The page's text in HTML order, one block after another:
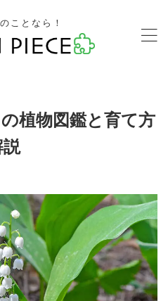
ことなら！
植物図鑑と育て方